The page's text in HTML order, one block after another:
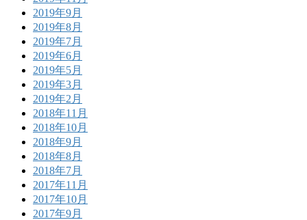
2019年9月
2019年8月
2019年7月
2019年6月
2019年5月
2019年3月
2019年2月
2018年11月
2018年10月
2018年9月
2018年8月
2018年7月
2017年11月
2017年10月
2017年9月